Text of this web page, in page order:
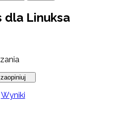
dla Linuksa
Wyniki